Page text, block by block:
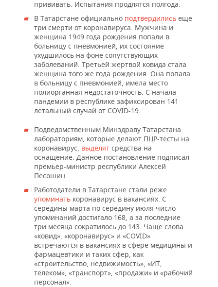
ОТКРЫТАЯ ЛЕКЦИЯ
БАСКЕТБОЛ
ВОЛЕЙБОЛ
КИБЕРСПОРТ
ФИГУРНОЕ КАТАНИЕ
ВОДНЫЕ ВИДЫ СПОРТА
ХОККЕЙ С МЯЧОМ
ИНФРАСТРУКТУРА
ИСТОРИЯ
КУЛЬТУРА
МЕДИЦИНА
ОБРАЗОВАНИЕ
ПРОИСШЕСТВИЯ
СПРАВОЧНИК
СПИСОК ПЕРСОН
СПИСОК КОМПАНИЙ
ПОЛНАЯ ВЕРСИЯ
прививать. Испытания продлятся полгода.
В Татарстане официально подтвердились еще
три смерти от коронавируса. Мужчина и
женщина 1949 года рождения попали в
больницу с пневмонией, их состояние
ухудшилось на фоне сопутствующих
заболеваний. Третьей жертвой ковида стала
женщина того же года рождения. Она попала
в больницу с пневмонией, имела место
полиорганная недостаточность. С начала
пандемии в республике зафиксирован 141
летальный случай от COVID-19.
Подведомственным Минздраву Татарстана
лабораториям, которые делают ПЦР-тесты на
коронавирус, выделят средства на
оснащение. Данное постановление подписал
премьер-министр республики Алексей
Песошин.
Работодатели в Татарстане стали реже
упоминать коронавирус в вакансиях. С
середины марта по середину июля число
упоминаний достигало 168, а за последние
три месяца сократилось до 143. Чаще слова
«ковид», «коронавирус» и «COVID»
встречаются в вакансиях в сфере медицины и
фармацевтики и таких сфер, как
«строительство, недвижимость», «ИТ,
телеком», «транспорт», «продажи» и «рабочий
персонал».